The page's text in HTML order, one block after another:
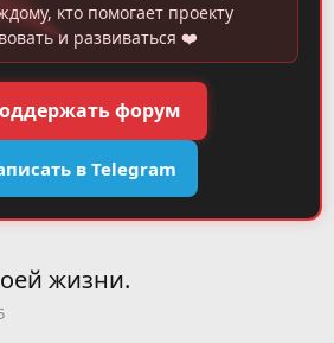
кто помогает проекту
и развиваться ❤️
форум
в Telegram
жизни.